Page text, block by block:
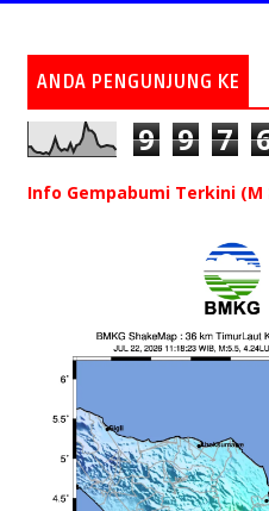
ANDA PENGUNJUNG KE
9 9 7
Info Gempabumi Terkini (M